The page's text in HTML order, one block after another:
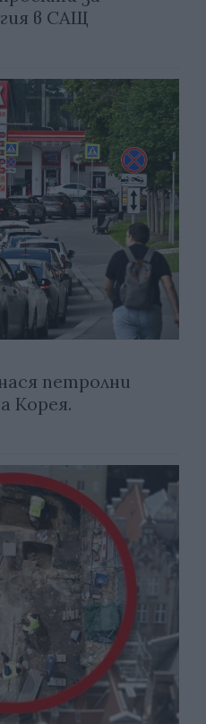
в САЩ
петролни
Корея.